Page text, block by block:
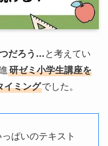
だろう… と考えてい
研ゼミ小学生講座を
イミングでした。
ぱいのテキスト